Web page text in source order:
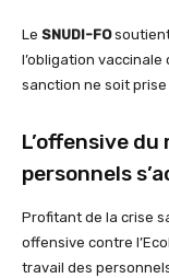
Le SNUDI-FO
l’obligation vaccinale
sanction ne soit prise
L’offensive
personnels
Profitant de la crise
offensive contre
travail des